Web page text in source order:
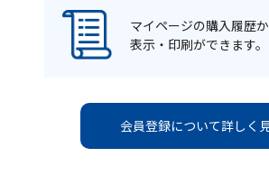
マイページの購入履歴
表示・印刷ができます。
会員登録について詳しく